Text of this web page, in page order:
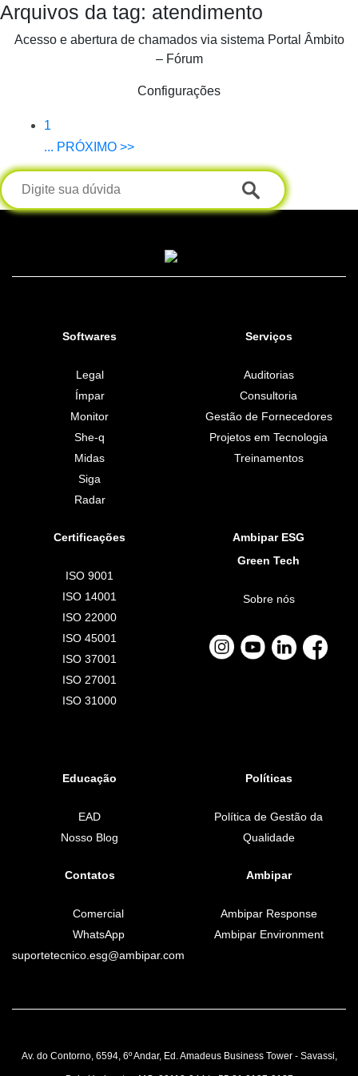
Arquivos da tag: atendimento
Acesso e abertura de chamados via sistema Portal Âmbito
– Fórum
Configurações
1
... PRÓXIMO >>
Softwares
Legal
Ímpar
Monitor
She-q
Midas
Siga
Radar
Serviços
Auditorias
Consultoria
Gestão de Fornecedores
Projetos em Tecnologia
Treinamentos
Certificações
ISO 9001
ISO 14001
ISO 22000
ISO 45001
ISO 37001
ISO 27001
ISO 31000
Ambipar ESG
Green Tech
Sobre nós
Educação
EAD
Nosso Blog
Políticas
Política de Gestão da
Qualidade
Contatos
Comercial
WhatsApp
suportetecnico.esg@ambipar.com
Ambipar
Ambipar Response
Ambipar Environment
Av. do Contorno, 6594, 6º Andar, Ed. Amadeus Business Tower - Savassi,